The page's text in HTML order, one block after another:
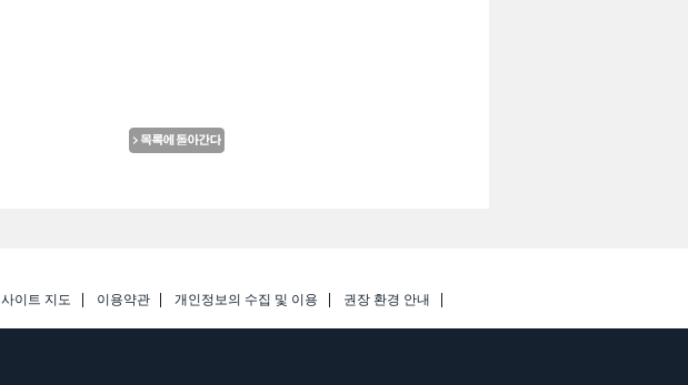
사이트 지도 이용약관 개인정보의 수집 및 이용 권장 환경 안내